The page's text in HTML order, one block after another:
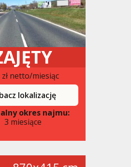
zł netto/miesiąc
lokalizację
okres najmu:
3 miesiące